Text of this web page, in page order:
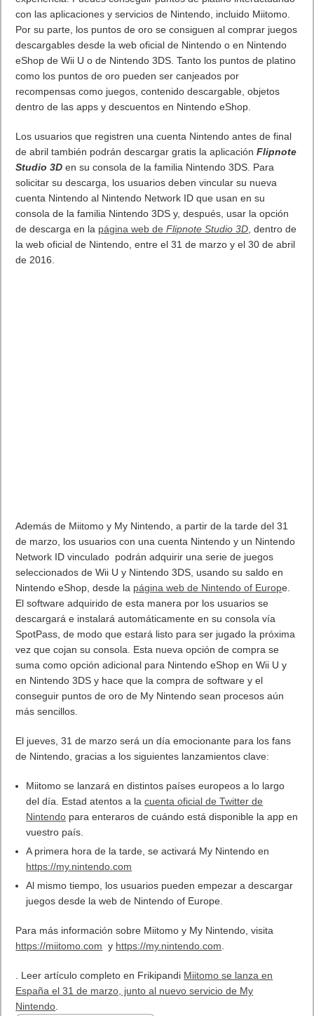
con las aplicaciones y servicios de Nintendo, incluido Miitomo.
Por su parte, los puntos de oro se consiguen al comprar juegos
descargables desde la web oficial de Nintendo o en Nintendo
eShop de Wii U o de Nintendo 3DS. Tanto los puntos de platino
como los puntos de oro pueden ser canjeados por
recompensas como juegos, contenido descargable, objetos
dentro de las apps y descuentos en Nintendo eShop.
Los usuarios que registren una cuenta Nintendo antes de final
de abril también podrán descargar gratis la aplicaciónFlipnote
Studio 3D en su consola de la familia Nintendo 3DS. Para
solicitar su descarga, los usuarios deben vincular su nueva
cuenta Nintendo al Nintendo Network ID que usan en su
consola de la familia Nintendo 3DS y, después, usar la opción
de descarga en la página web deFlipnote Studio 3D , dentro de
la web oficial de Nintendo, entre el 31 de marzo y el 30 de abril
de 2016.
Además de Miitomo y My Nintendo, a partir de la tarde del 31
de marzo, los usuarios con una cuenta Nintendo y un Nintendo
Network ID vinculado podrán adquirir una serie de juegos
seleccionados de Wii U y Nintendo 3DS, usando su saldo en
Nintendo eShop, desde la página web de Nintendo of Europe.
El software adquirido de esta manera por los usuarios se
descargará e instalará automáticamente en su consola vía
SpotPass, de modo que estará listo para ser jugado la próxima
vez que cojan su consola. Esta nueva opción de compra se
suma como opción adicional para Nintendo eShop en Wii U y
en Nintendo 3DS y hace que la compra de software y el
conseguir puntos de oro de My Nintendo sean procesos aún
más sencillos.
El jueves, 31 de marzo será un día emocionante para los fans
de Nintendo, gracias a los siguientes lanzamientos clave:
Miitomo se lanzará en distintos países europeos a lo largo
del día. Estad atentos a lacuenta oficial de Twitter de
Nintendo para enteraros de cuándo está disponible la app en
vuestro país.
A primera hora de la tarde, se activará My Nintendo en
https://my.nintendo.com
Al mismo tiempo, los usuarios pueden empezar a descargar
juegos desde la web de Nintendo of Europe.
Para más información sobre Miitomo y My Nintendo, visita
https://miitomo.com y https://my.nintendo.com
. Leer artículo completo en Frikipandi Miitomo se lanza en
España el 31 de marzo, junto al nuevo servicio de My
Nintendo